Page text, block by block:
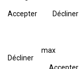
Accepter Décliner
Décliner
max
Accepter